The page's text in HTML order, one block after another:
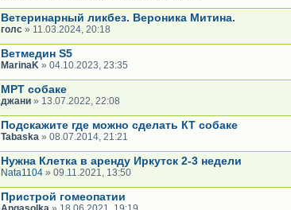
Ветеринарный ликбез. Вероника Митина.
голс » 11.03.2024, 20:18
Ветмедин S5
MarinaK » 04.10.2023, 23:35
МРТ собаке
джани » 13.07.2022, 22:08
Подскажите где можно сделать КТ собаке
Tabaska » 08.07.2014, 21:21
Нужна Клетка в аренду Иркутск 2-3 недели
Nata1104 » 09.11.2021, 13:50
Пристрой гомеопатии